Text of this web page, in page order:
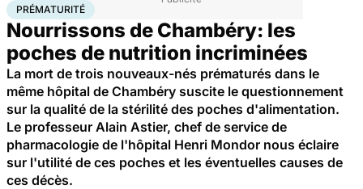
AccueilFamilleGrossesse Prématurité
PRÉMATURITÉ
Nourrissons de Chambéry: les
poches de nutrition incriminées
La mort de trois nouveaux-nés prématurés dans le
même hôpital de Chambéry suscite le questionnement
sur la qualité de la stérilité des poches d'alimentation.
Le professeur Alain Astier, chef de service de
pharmacologie de l'hôpital Henri Mondor nous éclaire
sur l'utilité de ces poches et les éventuelles causes de
ces décès.